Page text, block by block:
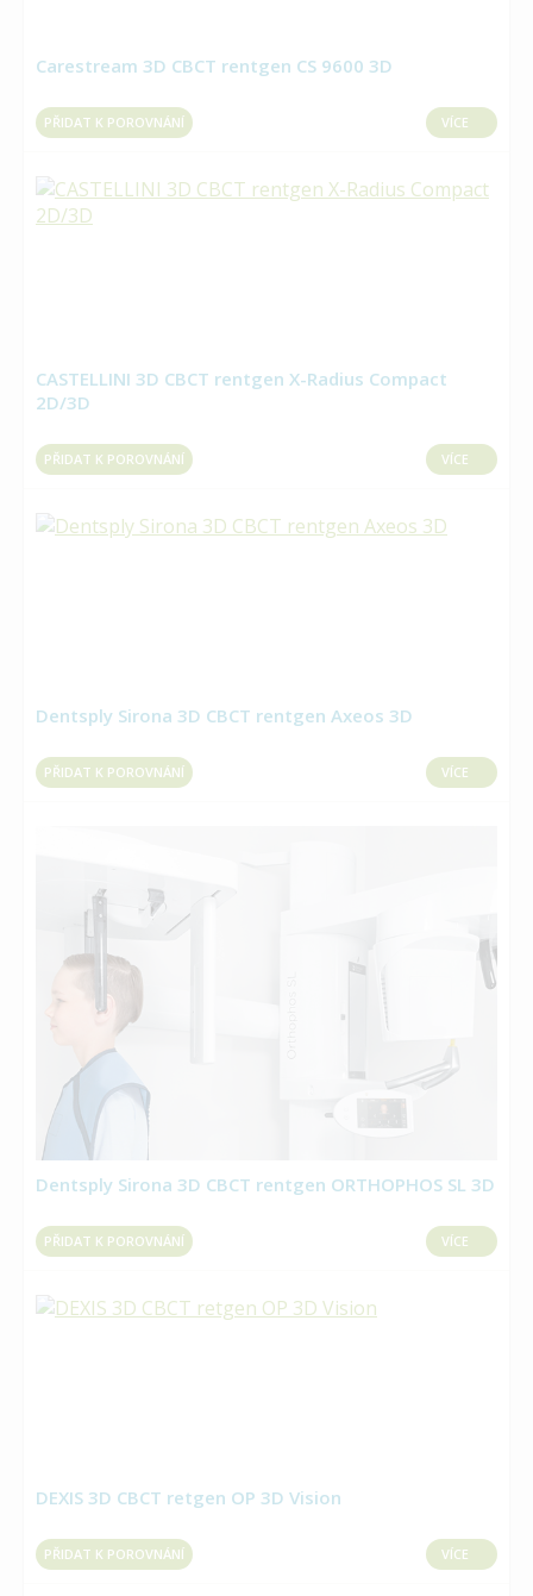
Carestream 3D CBCT rentgen CS 9600 3D
PŘIDAT K POROVNÁNÍ VÍCE
CASTELLINI 3D CBCT rentgen X-Radius Compact
2D/3D
PŘIDAT K POROVNÁNÍ VÍCE
Dentsply Sirona 3D CBCT rentgen Axeos 3D
PŘIDAT K POROVNÁNÍ VÍCE
Dentsply Sirona 3D CBCT rentgen ORTHOPHOS SL 3D
PŘIDAT K POROVNÁNÍ VÍCE
DEXIS 3D CBCT retgen OP 3D Vision
PŘIDAT K POROVNÁNÍ VÍCE